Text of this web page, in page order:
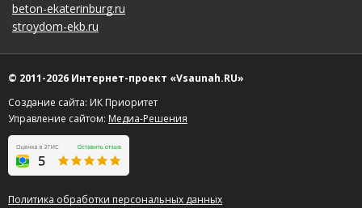
beton-ekaterinburg.ru
stroydom-ekb.ru
© 2011-2026 Интернет-проект «Vsaunah.RU»
Создание сайта: ИК Приоритет
Управление сайтом: Медиа-Решения
Политика обработки персональных данных